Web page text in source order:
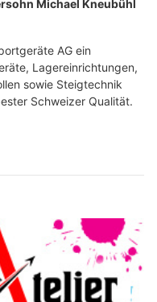
Michael Kneubühl
AG ein
Lagereinrichtungen,
sowie Steigtechnik
Schweizer Qualität.